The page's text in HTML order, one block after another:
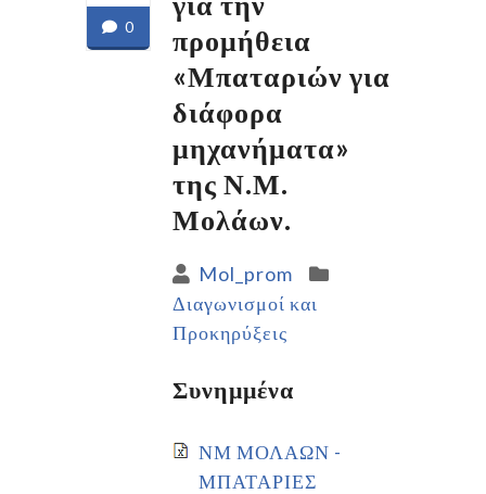
0
προμήθεια
«Μπαταριών για
διάφορα
μηχανήματα»
της Ν.Μ.
Μολάων.
Mol_prom
Διαγωνισμοί και
Προκηρύξεις
Συνημμένα
ΝΜ ΜΟΛΑΩΝ -
ΜΠΑΤΑΡΙΕΣ